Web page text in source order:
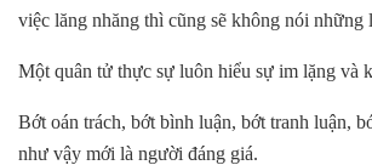
việc lăng nhăng thì cũng sẽ không nói những
Một quân tử thực sự luôn hiểu sự im lặng và
Bớt oán trách, bớt bình luận, bớt tranh luận,
như vậy mới là người đáng giá.